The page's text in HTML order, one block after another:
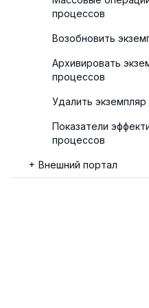
процессов
Возобновить
Архивировать
процессов
Удалить
Показатели
процессов
Внешний портал